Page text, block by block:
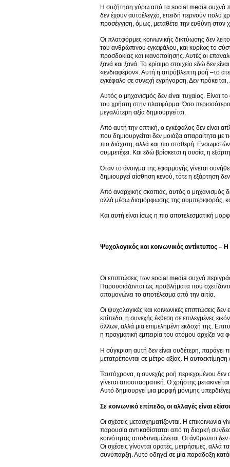
Η συζήτηση γύρω από τα social media συχνά
δεν έχουν αυτοέλεγχο, επειδή περνούν πολύ
προσέγγιση, όμως, μεταθέτει την ευθύνη στον
Οι πλατφόρμες κοινωνικής δικτύωσης δεν
του ανθρώπινου εγκεφάλου, και κυρίως το
προσδοκίας και ικανοποίησης. Αυτές οι
ξανά και ξανά. Το κρίσιμο στοιχείο εδώ δεν
«ενδιαφέρον». Αυτή η απρόβλεπτη ροή –το
εγκέφαλο σε συνεχή εγρήγορση. Δεν
Αυτός ο μηχανισμός δεν είναι τυχαίος. Είναι
του χρήστη στην πλατφόρμα. Όσο
μεγαλύτερη αξία δημιουργείται.
Από αυτή την οπτική, ο εγκέφαλος δεν είναι
που δημιουργείται δεν μοιάζει απαραίτητα
πιο διάχυτη, αλλά και πιο σταθερή.
συμμετέχει. Και εδώ βρίσκεται η ουσία, η
Όταν το άνοιγμα της εφαρμογής γίνεται
δημιουργεί αίσθηση κενού, τότε η εξάρτηση
Από αναρχικής σκοπιάς, αυτός ο μηχανισμός
αλλά μέσω διαμόρφωσης της συμπεριφοράς,
Και αυτή είναι ίσως η πιο αποτελεσματική
Ψυχολογικός και κοινωνικός αντίκτυπος –
Οι επιπτώσεις των social media συχνά
Παρουσιάζονται ως προβλήματα που
απομονώνει το αποτέλεσμα από την αιτία.
Οι ψυχολογικές και κοινωνικές επιπτώσεις
επίπεδο, η συνεχής έκθεση σε επιλεγμένες
άλλων, αλλά μια επιμελημένη εκδοχή της.
η πραγματική εμπειρία του ατόμου αρχίζει να
Η σύγκριση αυτή δεν είναι ουδέτερη, παράγει
μετατρέπονται σε μέτρο αξίας. Η
Ταυτόχρονα, η συνεχής ροή περιεχομένου δεν
γίνεται αποσπασματική. Ο χρήστης
Αυτό δημιουργεί μια μορφή μόνιμης
Σε κοινωνικό επίπεδο, οι αλλαγές είναι
Οι σχέσεις μετασχηματίζονται. Η επικοινωνία
παρουσία αντικαθίσταται από τη διαρκή
κοινότητας αποδυναμώνεται. Οι άνθρωποι
Οι σχέσεις γίνονται ορατές, μετρήσιμες,
συνύπαρξη. Αυτό οδηγεί σε μια παράδοξη